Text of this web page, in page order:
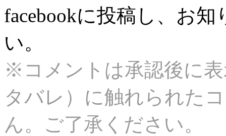
facebookに投稿し、お
い。
※コメントは承認後に
タバレ）に触れられた
ん。ご了承ください。